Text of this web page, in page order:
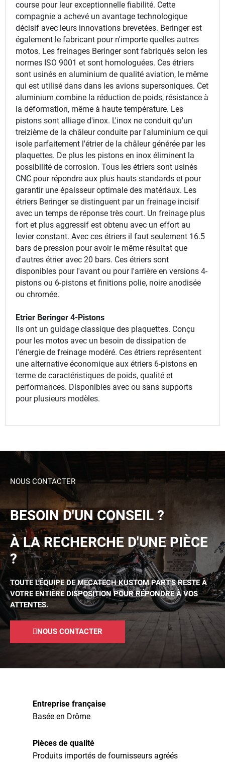
course pour leur exceptionnelle fiabilité. Cette
compagnie a achevé un avantage technologique
décisif avec leurs innovations brevetées. Beringer est
également le fabricant pour n'importe quelles autres
motos. Les freinages Beringer sont fabriqués selon les
normes ISO 9001 et sont homologuées. Ces étriers
sont usinés en aluminium de qualité aviation, le même
qui est utilisé dans dans les avions supersoniques. Cet
aluminium combine la réduction de poids, résistance à
la déformation, même à haute température. Les
pistons sont alliage d'inox. L'inox ne conduit qu'un
treizième de la châleur conduite par l'aluminium ce qui
isole parfaitement l'étrier de la châleur générée par les
plaquettes. De plus les pistons en inox éliminent la
possibilité de corrosion. Tous les étriers sont usinés
CNC pour répondre aux plus hauts standards et pour
garantir une épaisseur optimale des matériaux. Les
étriers Beringer se distinguent par un freinage incisif
avec un temps de réponse très court. Un freinage plus
fort et plus aggressif est obtenu avec un effort au
levier constant. Avec ces étriers il faut seulement 16.5
bars de pression pour avoir le même résultat que
d'autres étrier avec 20 bars. Ces étriers sont
disponibles pour l'avant ou pour l'arrière en versions 4-
pistons ou 6-pistons et finitions polie, noire anodisée
ou chromée.
Etrier Beringer 4-Pistons
Ils ont un guidage classique des plaquettes. Conçu
pour les motos avec un besoin de dissipation de
l'énergie de freinage modéré. Ces étriers représentent
une alternative économique aux étriers 6-pistons en
terme de caractéristiques de poids, qualité et
performances. Disponibles avec ou sans supports
pour plusieurs modèles.
NOUS CONTACTER
BESOIN D'UN CONSEIL ?
À LA RECHERCHE D'UNE PIÈCE
?
TOUTE L'ÉQUIPE DE MECATECH KUSTOM PART'S RESTE À
VOTRE ENTIÈRE DISPOSITION POUR RÉPONDRE À VOS
ATTENTES.
NOUS CONTACTER
Entreprise française
Basée en Drôme
Pièces de qualité
Produits importés de fournisseurs agréés